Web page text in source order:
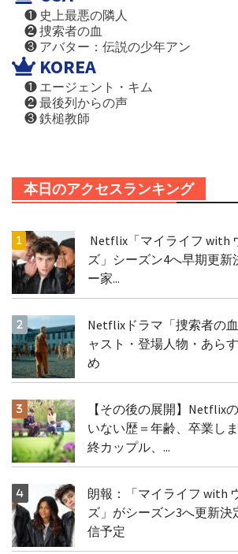
❶ 史上最悪の隣人
❷ 捜索者の血
❸ アバター：伝説の少年アン
KOREA
❶ エージェント・キム
❷ 最後列からの声
❸ 鉄槌教師
本日のアクセスランキング
Netflix「マイライフ with
ズ」シーズン4へ早期更
ー家...
Netflixドラマ「捜索者の
ャスト・登場人物・あら
め
【その後の展開】Netflix
いない歴＝年齢、卒業し
終カップル、...
朗報：「マイライフ with
ズ」がシーズン3へ更新決
信予定